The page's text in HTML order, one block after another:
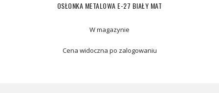
OSŁONKA METALOWA E-27 BIAŁY MAT
W magazynie
Cena widoczna po zalogowaniu